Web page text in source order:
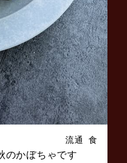
流通 食
のかぼちゃです